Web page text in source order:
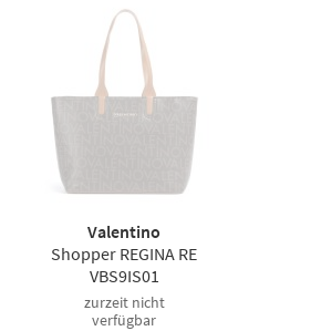
Valentino
Shopper REGINA RE
VBS9IS01
zurzeit nicht
verfügbar